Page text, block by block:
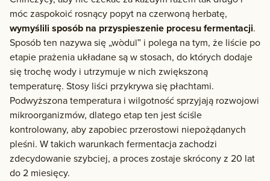
móc zaspokoić rosnący popyt na czerwoną herbatę,
wymyślili sposób na przyspieszenie procesu fermentacji.
Sposób ten nazywa się „wòduī” i polega na tym, że liście po
etapie prażenia układane są w stosach, do których dodaje
się trochę wody i utrzymuje w nich zwiększoną
temperaturę. Stosy liści przykrywa się płachtami.
Podwyższona temperatura i wilgotność sprzyjają rozwojowi
mikroorganizmów, dlatego etap ten jest ściśle
kontrolowany, aby zapobiec przerostowi niepożądanych
pleśni. W takich warunkach fermentacja zachodzi
zdecydowanie szybciej, a proces zostaje skrócony z 20 lat
do 2 miesięcy.